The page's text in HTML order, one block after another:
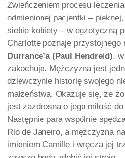
Zwieńczeniem procesu
odmienionej pacjentki –
siebie kobiety – w egzotyczną
Charlotte poznaje przystojnego
Durrance’a (Paul Hendreid),
zakochuje. Mężczyzna jest
dziewczynie historię swojego
małżeństwa. Okazuje się, że
jest zazdrosna o jego miłość
Następnie para wspólnie
Rio de Janeiro, a mężczyzna
imieniem Camille i wręcza jej